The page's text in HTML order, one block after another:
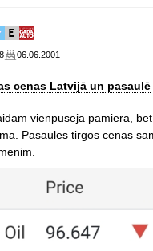
8 06.06.2001
cenas Latvijā un pasaulē
vienpusēja pamiera,
Pasaules tirgos cenas